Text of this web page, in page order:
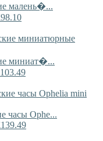
малень�...
миниат�...
часы Ophe...